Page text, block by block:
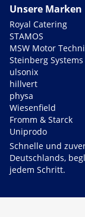
Unsere Marken
Royal Catering
STAMOS
MSW Motor
Steinberg Systems
ulsonix
hillvert
physa
Wiesenfield
Fromm & Starck
Uniprodo
Schnelle und
Deutschlands,
jedem Schritt.